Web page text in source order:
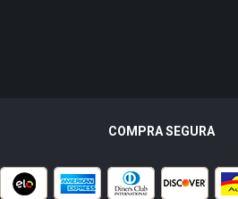
COMPRA SEGURA